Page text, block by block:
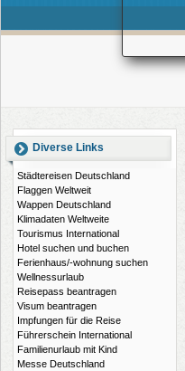
Diverse Links
Städtereisen Deutschland
Flaggen Weltweit
Wappen Deutschland
Klimadaten Weltweite
Tourismus International
Hotel suchen und buchen
Ferienhaus/-wohnung suchen
Wellnessurlaub
Reisepass beantragen
Visum beantragen
Impfungen für die Reise
Führerschein International
Familienurlaub mit Kind
Messe Deutschland